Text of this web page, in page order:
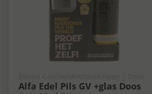
Alfa Edel Pils GV +glas Doos